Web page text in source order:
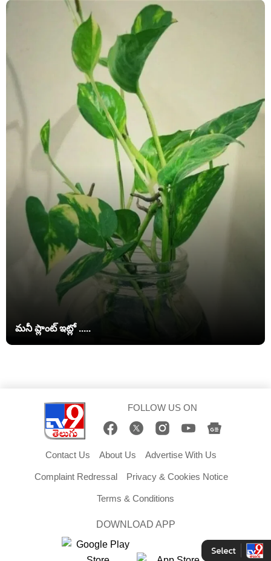
మనీ ప్లాంట్ ఇట్లో .....
FOLLOW US ON
Contact Us About Us Advertise With Us
Complaint Redressal Privacy & Cookies Notice
Terms & Conditions
DOWNLOAD APP